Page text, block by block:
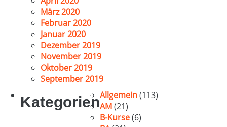
März 2020
Februar 2020
Januar 2020
Dezember 2019
November 2019
Oktober 2019
September 2019
KategorienAllgemein(113)
AM(21)
B-Kurse(6)